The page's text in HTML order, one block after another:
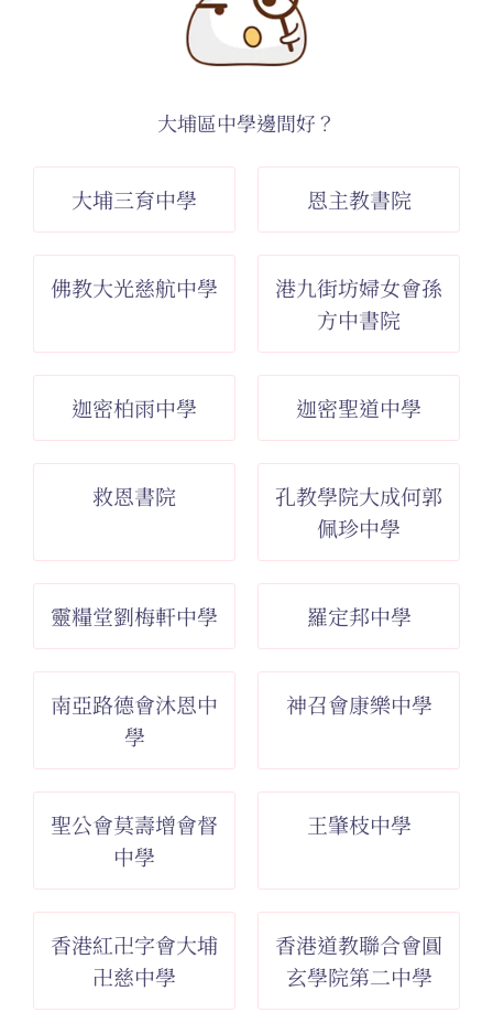
大埔區中學邊間好？
大埔三育中學 恩主教書院
佛教大光慈航中學
港九街坊婦女會孫
方中書院
迦密柏雨中學 迦密聖道中學
救恩書院
孔教學院大成何郭
佩珍中學
靈糧堂劉梅軒中學 羅定邦中學
南亞路德會沐恩中
學
神召會康樂中學
聖公會莫壽增會督
中學
王肇枝中學
香港紅卍字會大埔
卍慈中學
香港道教聯合會圓
玄學院第二中學